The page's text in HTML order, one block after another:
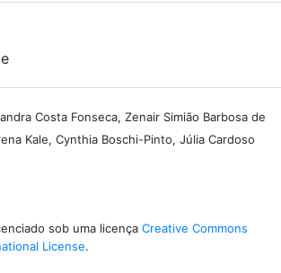
Costa Fonseca, Zenair Simião Barbosa de
Kale, Cynthia Boschi-Pinto, Júlia Cardoso
sob uma licença Creative Commons
License.